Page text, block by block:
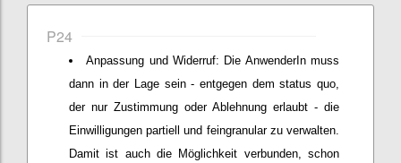
P24
Anpassung und Widerruf: Die AnwenderIn muss
dann in der Lage sein - entgegen dem status quo,
der nur Zustimmung oder Ablehnung erlaubt - die
Einwilligungen partiell und feingranular zu verwalten.
Damit ist auch die Möglichkeit verbunden, schon